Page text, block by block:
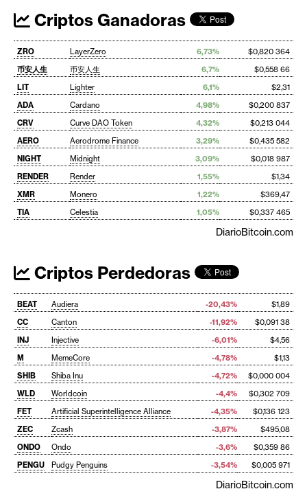
Criptos Ganadoras
ZRO LayerZero 6,73%
$0,820 364
币安人生
币安人生 6,7%
$0,558 66
LIT
Lighter 6,1%
$2,31
ADA
Cardano 4,98%
$0,200 837
CRV
Curve DAO Token 4,32%
$0,213 044
AERO
Aerodrome Finance 3,29%
$0,435 582
NIGHT
Midnight 3,09%
$0,018 987
RENDER
Render 1,55%
$1,34
XMR
Monero 1,22%
$369,47
TIA
Celestia 1,05% $0,337 465
DiarioBitcoin.com
Criptos Perdedoras
BEAT Audiera -20,43%
$1,89
CC
Canton -11,92%
$0,091 38
INJ
Injective -6,01%
$4,56
M
MemeCore -4,78%
$1,13
SHIB
Shiba Inu -4,72%
$0,000 004
WLD
Worldcoin -4,4%
$0,302 709
FET
Artificial Superintelligence Alliance -4,35%
$0,136 123
ZEC
Zcash -3,87%
$495,08
ONDO
Ondo -3,6%
$0,359 86
PENGU
Pudgy Penguins -3,54% $0,005 971
DiarioBitcoin.com